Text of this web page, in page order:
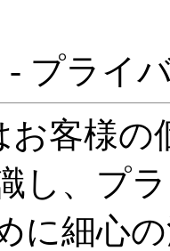
- プライ
客様の
し、プ
に細心